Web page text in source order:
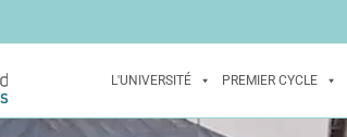
L'UNIVERSITÉ PREMIER CYCLE